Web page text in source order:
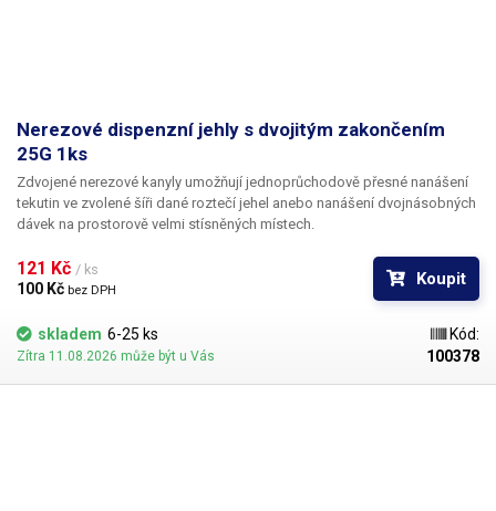
Nerezové dispenzní jehly s dvojitým zakončením
25G 1ks
Zdvojené nerezové kanyly umožňují jednoprůchodově přesné nanášení
tekutin ve zvolené šíři dané roztečí jehel anebo nanášení dvojnásobných
dávek na prostorově velmi stísněných místech.
121 Kč / ks
100 Kč bez DPH
Koupit
skladem 6-25 ks
Zítra 11.08.2026 může být u Vás
Kód:
100378